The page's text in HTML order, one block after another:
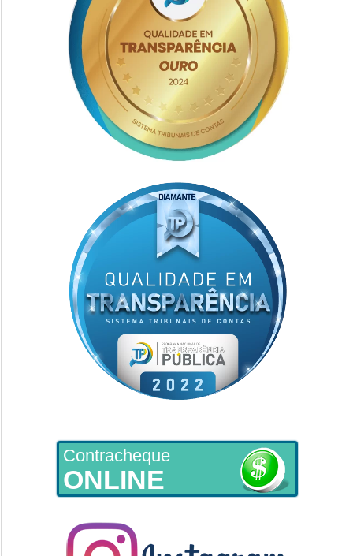
Contracheque
ONLINE